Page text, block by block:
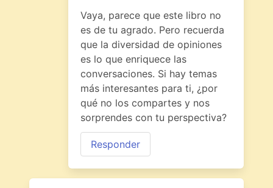
Vaya, parece que este libro no
es de tu agrado. Pero recuerda
que la diversidad de opiniones
es lo que enriquece las
conversaciones. Si hay temas
más interesantes para ti, ¿por
qué no los compartes y nos
sorprendes con tu perspectiva?
Responder